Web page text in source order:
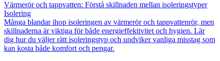
Värmerör och tappvatten: Förstå skillnaden mellan isoleringstyper
Isolering
Många blandar ihop isoleringen av värmerör och tappvattenrör, men
skillnaderna är viktiga för både energieffektivitet och hygien. Lär
dig hur du väljer rätt isoleringstyp och undviker vanliga misstag som
kan kosta både komfort och pengar.